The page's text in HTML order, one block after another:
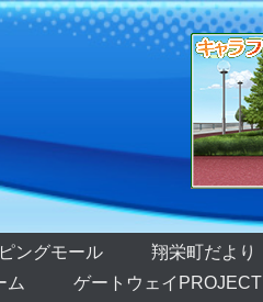
ングモール 翔栄町だより
ム ゲートウェイPROJECT